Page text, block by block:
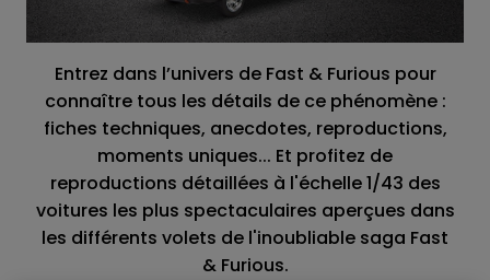
Entrez dans l’univers de Fast & Furious pour
connaître tous les détails de ce phénomène :
fiches techniques, anecdotes, reproductions,
moments uniques... Et profitez de
reproductions détaillées à l'échelle 1/43 des
voitures les plus spectaculaires aperçues dans
les différents volets de l'inoubliable saga Fast
& Furious.